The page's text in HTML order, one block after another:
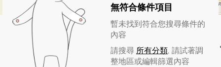
無符合條件項目
暫未找到符合您搜尋條件的
內容
請搜尋 所有分類, 請試著調
整地區或編輯篩選內容